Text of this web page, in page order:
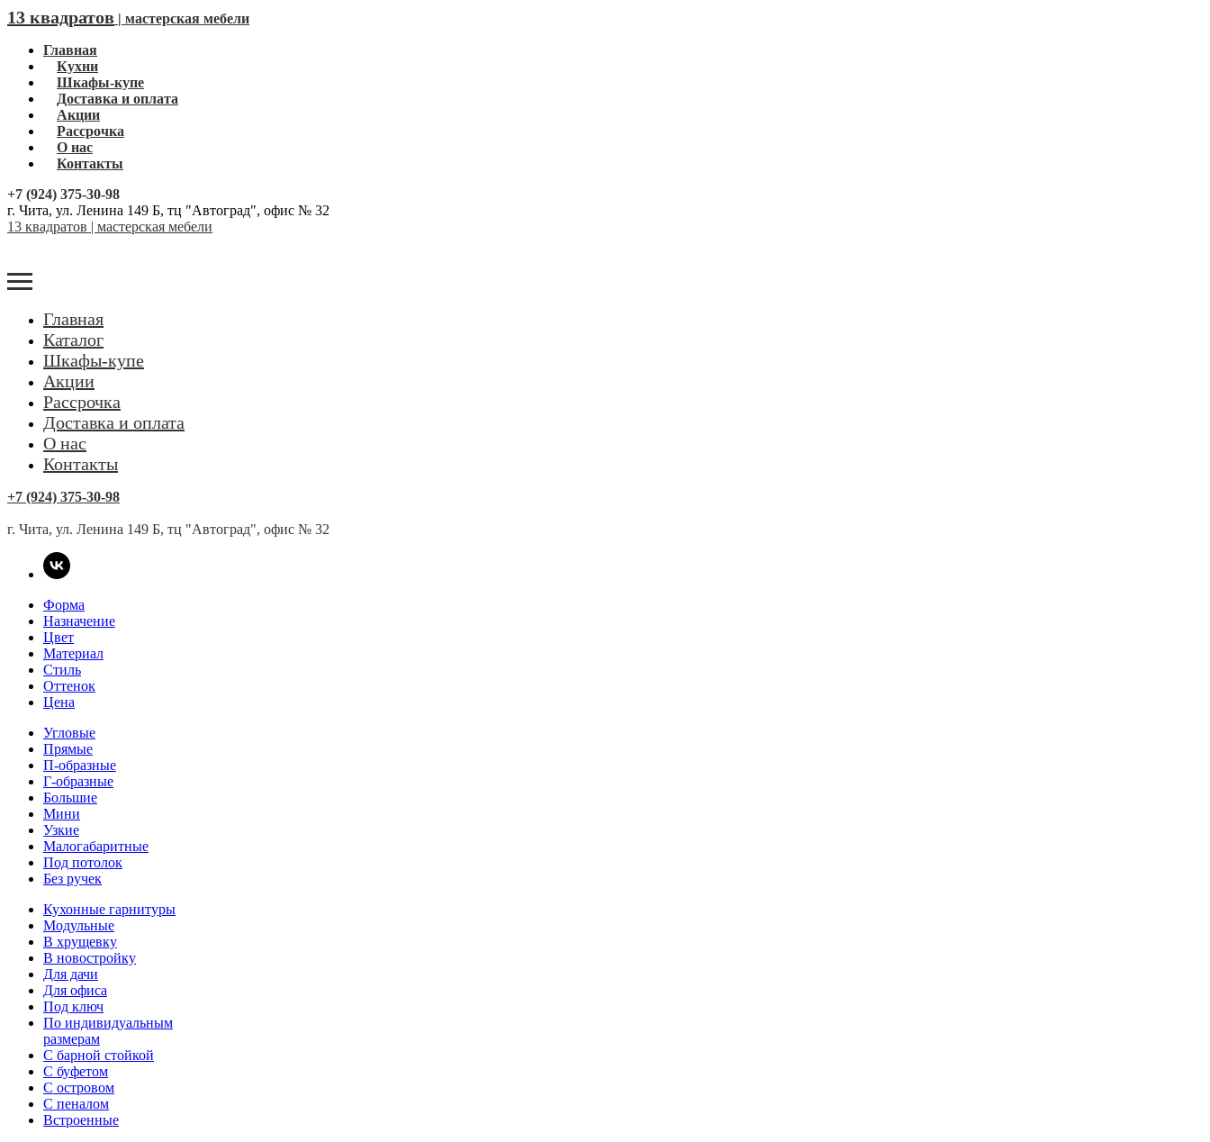
13 квадратов | мастерская мебели
Главная
Кухни
Шкафы-купе
Доставка и оплата
Акции
Рассрочка
О нас
Контакты
+7 (924) 375-30-98
г. Чита, ул. Ленина 149 Б, тц "Автоград", офис № 32
13 квадратов | мастерская мебели
Главная
Каталог
Шкафы-купе
Акции
Рассрочка
Доставка и оплата
О нас
Контакты
+7 (924) 375-30-98
г. Чита, ул. Ленина 149 Б, тц "Автоград", офис № 32
Форма
Назначение
Цвет
Материал
Стиль
Оттенок
Цена
Угловые
Прямые
П-образные
Г-образные
Большие
Мини
Узкие
Малогабаритные
Под потолок
Без ручек
Кухонные гарнитуры
Модульные
В хрущевку
В новостройку
Для дачи
Для офиса
Под ключ
По индивидуальным
размерам
С барной стойкой
С буфетом
С островом
С пеналом
Встроенные